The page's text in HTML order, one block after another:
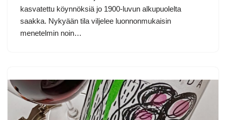
kasvatettu köynnöksiä jo 1900-luvun alkupuolelta
saakka. Nykyään tila viljelee luonnonmukaisin
menetelmin noin…